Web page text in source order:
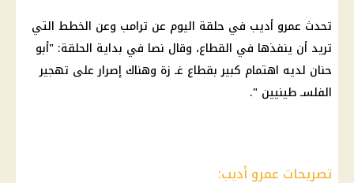
تحدث عمرو أديب في حلقة اليوم عن ترامب وعن الخطط التي
تريد أن ينفذها في القطاع، وقال نصا في بداية الحلقة: "أبو
حنان لديه اهتمام كبير بقطاع غـ زة وهناك إصرار على تهجير
الفلسـ طينيين ".
تصريحات عمرو أديب: